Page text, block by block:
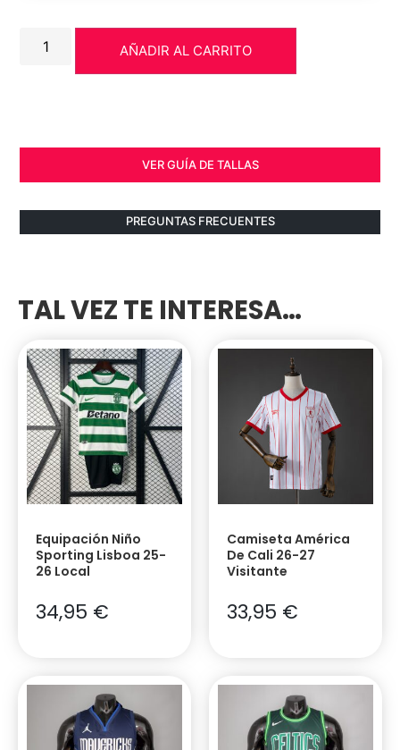
AÑADIR AL CARRITO
VER GUÍA DE TALLAS
PREGUNTAS FRECUENTES
TAL VEZ TE INTERESA…
Equipación Niño
Sporting Lisboa 25-
26 Local
34,95 €
Camiseta América
De Cali 26-27
Visitante
33,95 €